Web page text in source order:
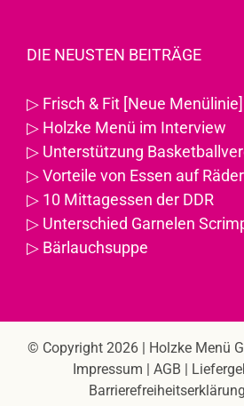
DIE NEUSTEN BEITRÄGE
▷ Frisch & Fit [Neue Menülinie]
▷ Holzke Menü im Interview
▷ Unterstützung
▷Vorteile von Essen auf
▷ 10 Mittagessen der DDR
▷ Unterschied Garnelen
▷ Bärlauchsuppe
© Copyright 2026 | Holzke Menü
Impressum
AGB
Barrierefreiheitserklärung